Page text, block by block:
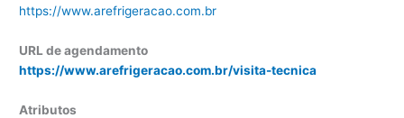
https://www.arefrigeracao.com.br
URL de agendamento
https://www.arefrigeracao.com.br/visita-tecnica
Atributos